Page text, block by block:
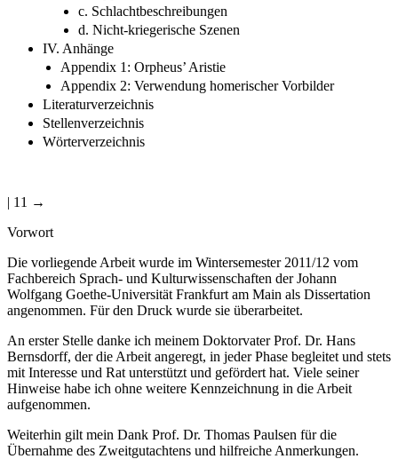
c. Schlachtbeschreibungen
d. Nicht-kriegerische Szenen
IV. Anhänge
Appendix 1: Orpheus’ Aristie
Appendix 2: Verwendung homerischer Vorbilder
Literaturverzeichnis
Stellenverzeichnis
Wörterverzeichnis
| 11 →
Vorwort
Die vorliegende Arbeit wurde im Wintersemester 2011/12 vom
Fachbereich Sprach- und Kulturwissenschaften der Johann
Wolfgang Goethe-Universität Frankfurt am Main als Dissertation
angenommen. Für den Druck wurde sie überarbeitet.
An erster Stelle danke ich meinem Doktorvater Prof. Dr. Hans
Bernsdorff, der die Arbeit angeregt, in jeder Phase begleitet und stets
mit Interesse und Rat unterstützt und gefördert hat. Viele seiner
Hinweise habe ich ohne weitere Kennzeichnung in die Arbeit
aufgenommen.
Weiterhin gilt mein Dank Prof. Dr. Thomas Paulsen für die
Übernahme des Zweitgutachtens und hilfreiche Anmerkungen.